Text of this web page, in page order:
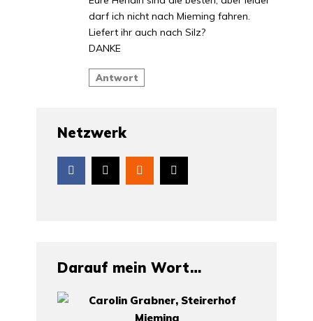
darf ich nicht nach Mieming fahren.
Liefert ihr auch nach Silz?
DANKE
Antwort
Netzwerk
Darauf mein Wort…